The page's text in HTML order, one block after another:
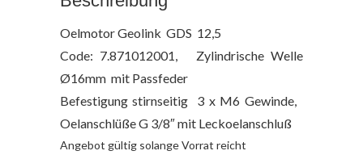
Oelmotor Geolink GDS 12,5
Code: 7.871012001, Zylindrische Welle
Ø16mm mit Passfeder
Befestigung stirnseitig 3 x M6 Gewinde,
Oelanschlüße G 3/8″ mit Leckoelanschluß
Angebot gültig solange Vorrat reicht